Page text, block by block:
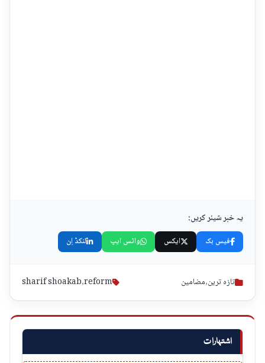
اشتہارات
یہ خبر شیئر کریں:
فیس بک ایکس واٹس ایپ لنکڈ اِن
تازہ ترین,مضامین reform
,
sharif shoakab